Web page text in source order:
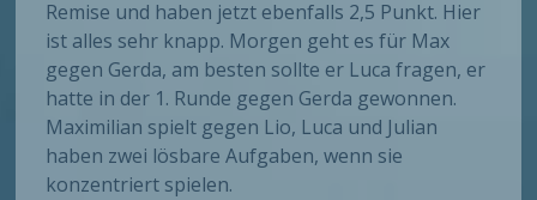
Remise und haben jetzt ebenfalls 2,5 Punkt. Hier
ist alles sehr knapp. Morgen geht es für Max
gegen Gerda, am besten sollte er Luca fragen, er
hatte in der 1. Runde gegen Gerda gewonnen.
Maximilian spielt gegen Lio, Luca und Julian
haben zwei lösbare Aufgaben, wenn sie
konzentriert spielen.